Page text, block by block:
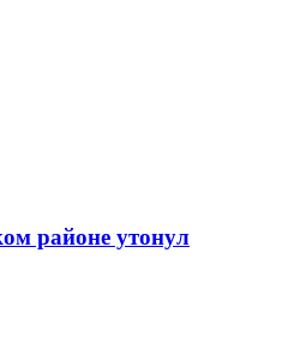
районе утонул